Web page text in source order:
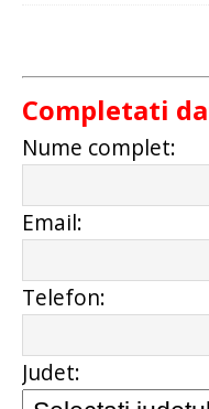
Completati
Nume complet:
Email:
Telefon:
Judet: